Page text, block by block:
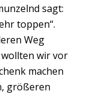
sagt:
toppen“.
Weg
wollten wir vor
machen
größeren